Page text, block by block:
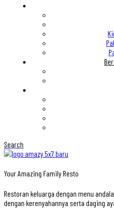
Search
Your Amazing Family Resto
Restoran keluarga dengan menu
dengan kerenyahannya serta daging